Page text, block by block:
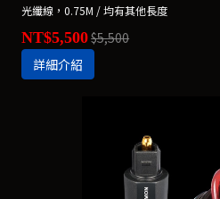
光纖線，0.75M / 均有其他長度
NT$5,500$5,500
詳細介紹